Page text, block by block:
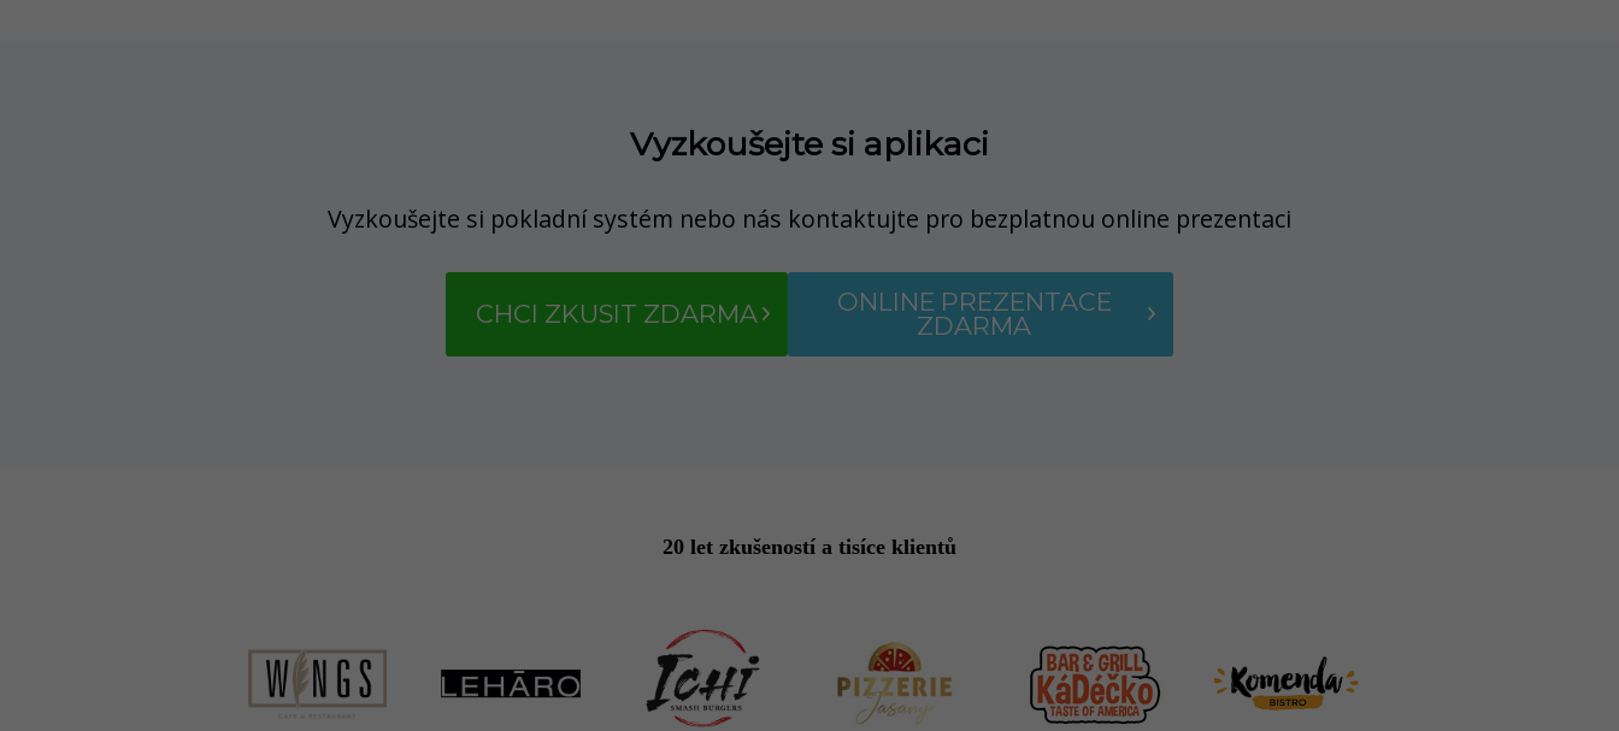
Vyzkoušejte si aplikaci
Vyzkoušejte si pokladní systém nebo nás kontaktujte pro bezplatnou online prezentaci
CHCI ZKUSIT ZDARMA
ONLINE PREZENTACE
ZDARMA
20 let zkušeností a tisíce klientů